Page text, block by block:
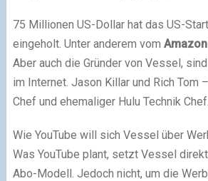
75 Millionen US-Dollar hat das US-
eingeholt. Unter anderem vom Amazon
Aber auch die Gründer von Vessel,
im Internet. Jason Killar und Rich Tom
Chef und ehemaliger Hulu Technik Chef.
Wie YouTube will sich Vessel über
Was YouTube plant, setzt Vessel
Abo-Modell. Jedoch nicht, um die